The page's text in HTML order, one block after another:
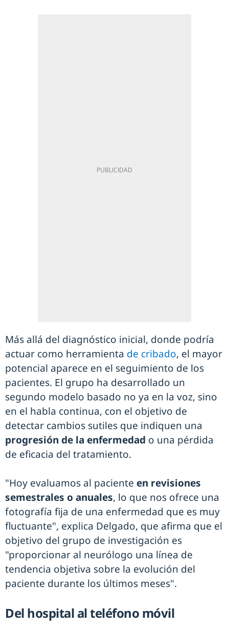
Más allá del diagnóstico inicial, donde podría
actuar como herramienta de cribado, el mayor
potencial aparece en el seguimiento de los
pacientes. El grupo ha desarrollado un
segundo modelo basado no ya en la voz, sino
en el habla continua, con el objetivo de
detectar cambios sutiles que indiquen una
progresión de la enfermedad o una pérdida
de eficacia del tratamiento.
"Hoy evaluamos al paciente en revisiones
semestrales o anuales, lo que nos ofrece una
fotografía fija de una enfermedad que es muy
fluctuante", explica Delgado, que afirma que el
objetivo del grupo de investigación es
"proporcionar al neurólogo una línea de
tendencia objetiva sobre la evolución del
paciente durante los últimos meses".
Del hospital al teléfono móvil